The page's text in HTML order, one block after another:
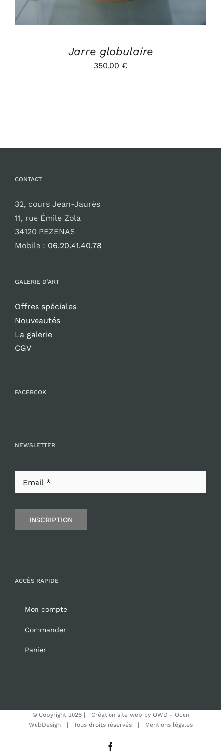
Jarre globulaire
350,00 €
CONTACT
32, cours Jean-Jaurès
11, rue Émile Zola
34120 PEZENAS
Mobile : 06.20.41.40.78
GALERIE D’ART
Offres spéciales
Nouveautés
La galerie
CGV
FACEBOOK
NEWSLETTER
INSCRIPTION
ACCÈS RAPIDE
Mon compte
Commander
Panier
© Copyright 2026 | Création site web by OWD - Ocen
WebDesign| Tous droits réservés | Mentions légales
Facebook